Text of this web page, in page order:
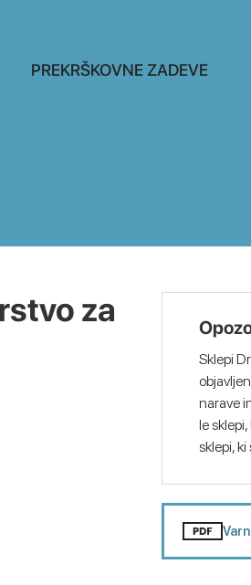
PREKRŠKOVNE ZADEVE
za
Sklepi
narave
le
sklepi,